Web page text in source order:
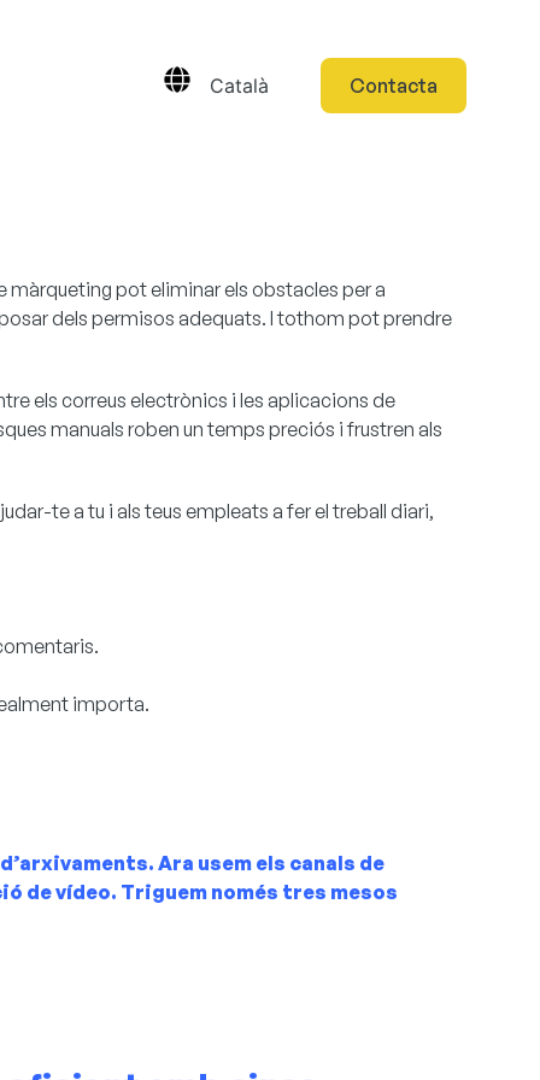
Català Contacta
màrqueting pot eliminar els obstacles per a
dels permisos adequats. I tothom pot prendre
els correus electrònics i les aplicacions de
manuals roben un temps preciós i frustren als
te a tu i als teus empleats a fer el treball diari,
importa.
Ara usem els canals de
de vídeo. Triguem només tres mesos